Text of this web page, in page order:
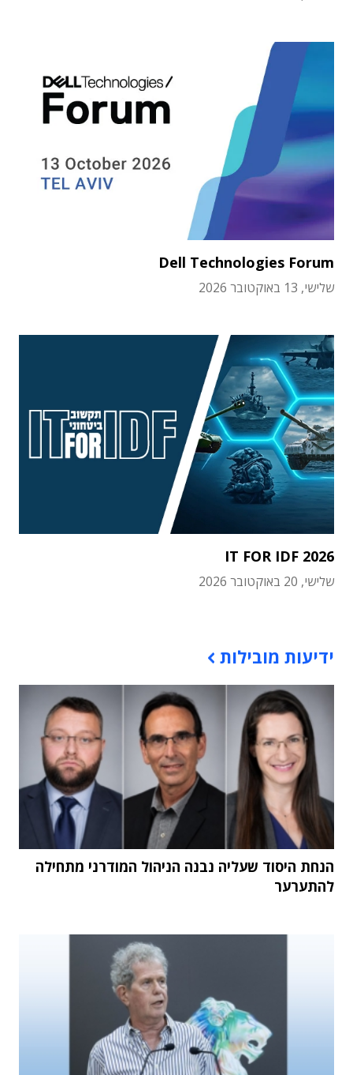
Dell Technologies Forum
שלישי, 13 באוקטובר 2026
IT FOR IDF 2026
שלישי, 20 באוקטובר 2026
ידיעות מובילות
הנחת היסוד שעליה נבנה הניהול המודרני מתחילה
להתערער